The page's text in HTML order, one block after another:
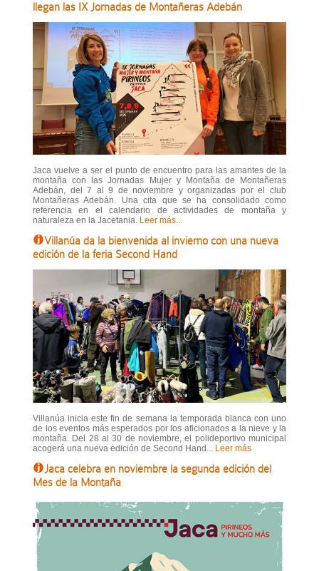
llegan las IX Jornadas de Montañeras Adebán
Jaca vuelve a ser el punto de encuentro para las amantes de la
montaña con las Jornadas Mujer y Montaña de Montañeras
Adebán, del 7 al 9 de noviembre y organizadas por el club
Montañeras Adebán. Una cita que se ha consolidado como
referencia en el calendario de actividades de montaña y
naturaleza en la Jacetania. Leer más...
Villanúa da la bienvenida al invierno con una nueva
edición de la feria Second Hand
Villanúa inicia este fin de semana la temporada blanca con uno
de los eventos más esperados por los aficionados a la nieve y la
montaña. Del 28 al 30 de noviembre, el polideportivo municipal
acogerá una nueva edición de Second Hand... Leer más
Jaca celebra en noviembre la segunda edición del
Mes de la Montaña